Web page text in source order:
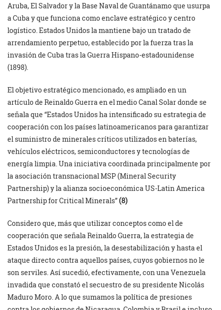
Aruba, El Salvador y la Base Naval de Guantánamo que usurpa
a Cuba y que funciona como enclave estratégico y centro
logístico. Estados Unidos la mantiene bajo un tratado de
arrendamiento perpetuo, establecido por la fuerza tras la
invasión de Cuba tras la Guerra Hispano-estadounidense
(1898).
El objetivo estratégico mencionado, es ampliado en un
artículo de Reinaldo Guerra en el medio Canal Solar donde se
señala que “Estados Unidos ha intensificado su estrategia de
cooperación con los países latinoamericanos para garantizar
el suministro de minerales críticos utilizados en baterías,
vehículos eléctricos, semiconductores y tecnologías de
energía limpia. Una iniciativa coordinada principalmente por
la asociación transnacional MSP (Mineral Security
Partnership) y la alianza socioeconómica US-Latin America
Partnership for Critical Minerals”(8)
Considero que, más que utilizar conceptos como el de
cooperación que señala Reinaldo Guerra, la estrategia de
Estados Unidos es la presión, la desestabilización y hasta el
ataque directo contra aquellos países, cuyos gobiernos no le
son serviles. Así sucedió, efectivamente, con una Venezuela
invadida que constató el secuestro de su presidente Nicolás
Maduro Moro. A lo que sumamos la política de presiones